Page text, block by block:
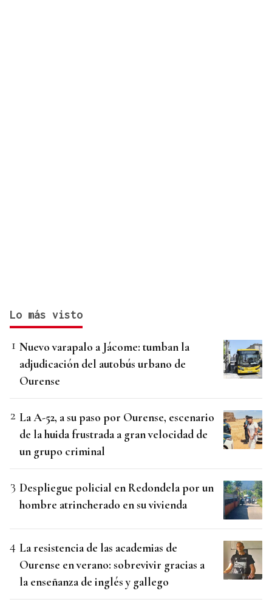
Lo más visto
Nuevo varapalo a Jácome: tumban la
adjudicación del autobús urbano de
Ourense
La A-52, a su paso por Ourense, escenario
de la huida frustrada a gran velocidad de
un grupo criminal
Despliegue policial en Redondela por un
hombre atrincherado en su vivienda
La resistencia de las academias de
Ourense en verano: sobrevivir gracias a
la enseñanza de inglés y gallego